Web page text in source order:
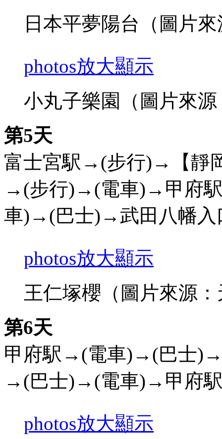
日本平夢陽台（圖片
photos放大顯示
小丸子樂園（圖片來
第5天
富士宮駅→(步行)→【靜
→(步行)→(電車)→甲府
車)→(巴士)→武田八幡入
photos放大顯示
王仁塚櫻（圖片來源
第6天
甲府駅→(電車)→(巴士)→
→(巴士)→(電車)→甲府
photos放大顯示